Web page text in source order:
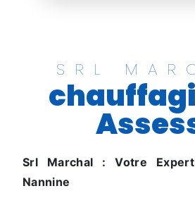
SRL
Srl Marchal : Votre
Nannine